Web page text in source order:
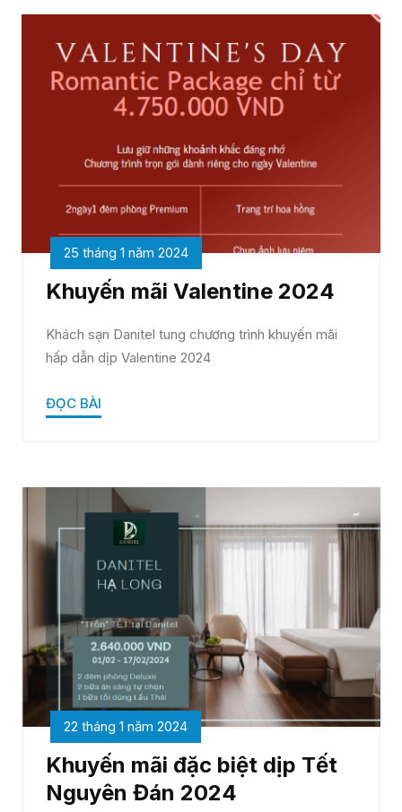
25 tháng 1 năm 2024
Khuyến mãi Valentine 2024
Khách sạn Danitel tung chương trình khuyến mãi
hấp dẫn dịp Valentine 2024
ĐỌC BÀI
22 tháng 1 năm 2024
Khuyến mãi đặc biệt dịp Tết
Nguyên Đán 2024